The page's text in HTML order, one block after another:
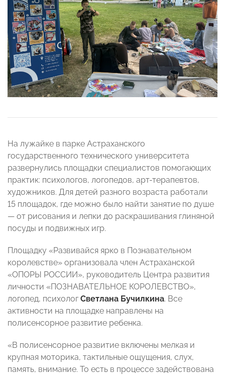
На лужайке в парке Астраханского
государственного технического университета
развернулись площадки специалистов помогающих
практик: психологов, логопедов, арт-терапевтов,
художников. Для детей разного возраста работали
15 площадок, где можно было найти занятие по душе
— от рисования и лепки до раскрашивания глиняной
посуды и подвижных игр.
Площадку «Развивайся ярко в Познавательном
королевстве» организовала член Астраханской
«ОПОРЫ РОССИИ», руководитель Центра развития
личности «ПОЗНАВАТЕЛЬНОЕ КОРОЛЕВСТВО»,
логопед, психолог Светлана Бучилкина. Все
активности на площадке направлены на
полисенсорное развитие ребенка.
«В полисенсорное развитие включены мелкая и
крупная моторика, тактильные ощущения, слух,
память, внимание. То есть в процессе задействована